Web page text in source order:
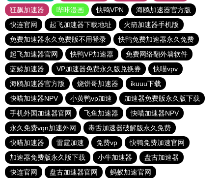
狂飙加速器
哔咔漫画 快鸭VPN
海鸥加速器官方版
快连官网
起飞加速器下载地址
火箭加速器手机版
免费加速器永久免费版不用登录
快鸭免费加速器永久免费
起飞加速器官网
快鸭VP加速器
免费网络翻外墙软件
蓝鲸加速器
VP加速器免费永久版兑换券
快喵vpv
海鸥加速器官方版
烧饼哥加速器
ikuuu下载
快喵加速器NPV
小黄鸭vp加速
加速器免费版永久版下载
手机外国加速器官网
飞鱼加速器
快喵加速器NPV
永久免费vqn加速外网
毒舌加速器破解版永久免费
快喵加速器
雷霆加速 免费vp
快鸭免费加速官网
加速器免费版永久版下载
小牛加速器
盘古加速器
快连官网
盘古加速器官网 蚂蚁加速官网